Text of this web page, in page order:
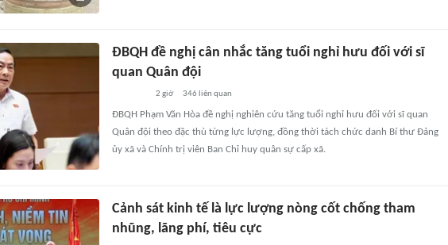
ĐBQH đề nghị cân nhắc tăng tuổi nghỉ hưu đối với sĩ
quan Quân đội
2 giờ 346 liên quan
ĐBQH Phạm Văn Hòa đề nghị nghiên cứu tăng tuổi nghỉ hưu đối với sĩ quan
Quân đội theo đặc thù từng lực lượng, đồng thời tách chức danh Bí thư Đảng
ủy xã và Chính trị viên Ban Chỉ huy quân sự cấp xã.
Cảnh sát kinh tế là lực lượng nòng cốt chống tham
nhũng, lãng phí, tiêu cực